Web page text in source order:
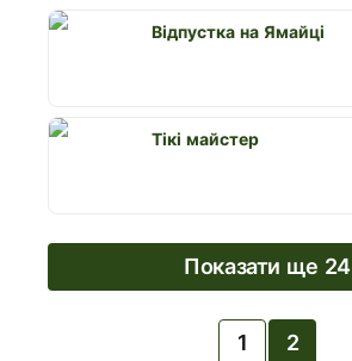
Відпустка на Ямайці
Тікі майстер
Показати ще 24
1 2